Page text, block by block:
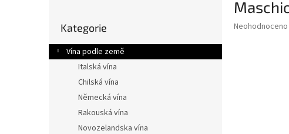
r
a
kategorie
Kategorie
Vína podle země
Italská vína
Chilská vína
Německá vína
Rakouská vína
Novozelandska vína
Průměrné
Neohodnoceno